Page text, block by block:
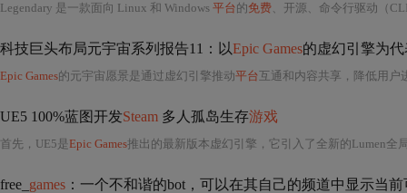
Legendary 是一款面向 Linux 和 Windows 平台的免费、开源、命令行驱动（
科技巨头布局元宇宙系列报告11：以Epic Games的虚幻引擎为
Epic Games的元宇宙愿景是通过虚幻引擎推动平台互通和内容共享，降低用户
UE5 100%蓝图开发Steam 多人孤岛生存游戏
首先，UE5是Epic Games推出的最新版本虚幻引擎，它引入了全新的Lumen全局光照系统和
free_ games ：一个不和谐的bot，可以在其自己的频道中显示当